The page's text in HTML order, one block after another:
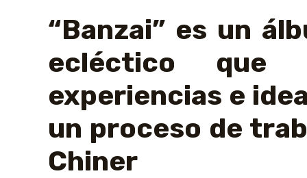
“Banzai” es un
ecléctico que
experiencias e
un proceso de
Chiner